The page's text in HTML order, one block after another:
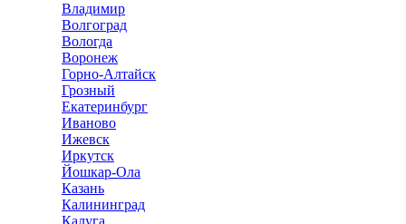
Владимир
Волгоград
Вологда
Воронеж
Горно-Алтайск
Грозный
Екатеринбург
Иваново
Ижевск
Иркутск
Йошкар-Ола
Казань
Калининград
Калуга